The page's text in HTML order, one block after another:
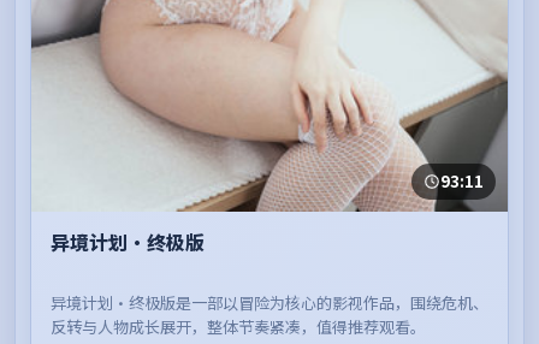
93:11
异境计划·终极版
异境计划·终极版是一部以冒险为核心的影视作品，围绕危机、
反转与人物成长展开，整体节奏紧凑，值得推荐观看。